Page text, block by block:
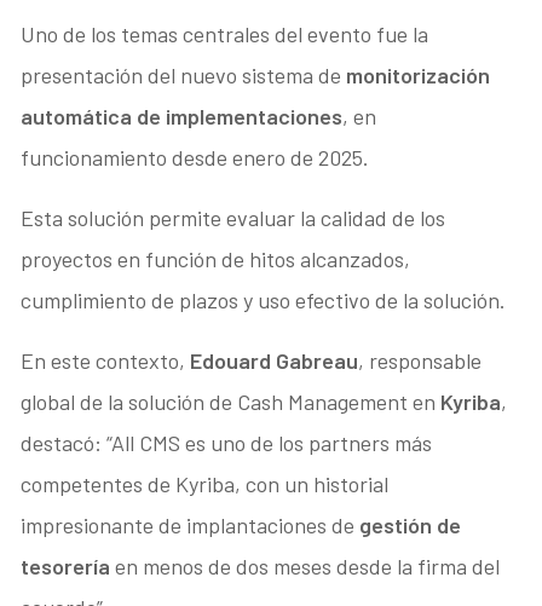
Uno de los temas centrales del evento fue la
presentación del nuevo sistema de monitorización
automática de implementaciones, en
funcionamiento desde enero de 2025.
Esta solución permite evaluar la calidad de los
proyectos en función de hitos alcanzados,
cumplimiento de plazos y uso efectivo de la solución.
En este contexto, Edouard Gabreau, responsable
global de la solución de Cash Management en Kyriba,
destacó: “All CMS es uno de los partners más
competentes de Kyriba, con un historial
impresionante de implantaciones de gestión de
tesorería en menos de dos meses desde la firma del